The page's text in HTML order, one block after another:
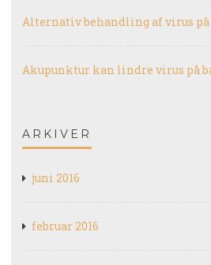
Alternativ behandling af virus på
Akupunktur kan lindre virus på
ARKIVER
juni 2016
februar 2016